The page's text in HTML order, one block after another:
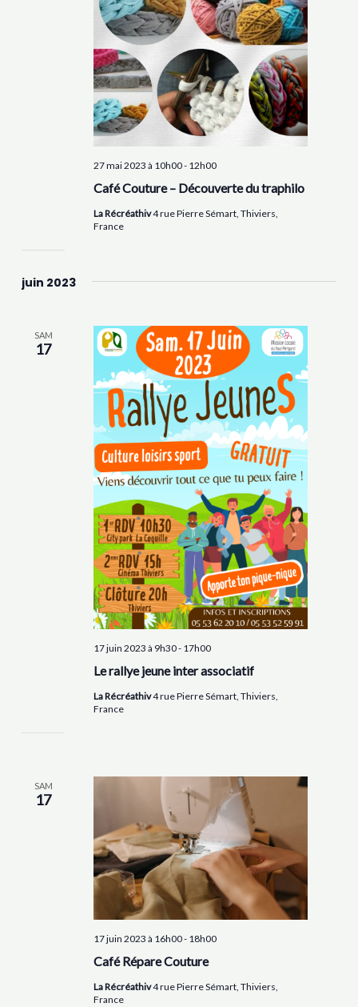
Café Couture – Découverte du traphilo
27 mai 2023 à 10h00- 12h00
La Récréathiv4 rue Pierre Sémart, Thiviers,
France
juin 2023
SAM
17
Le rallye jeune inter associatif
17 juin 2023 à 9h30- 17h00
La Récréathiv4 rue Pierre Sémart, Thiviers,
France
SAM
17
Café Répare Couture
17 juin 2023 à 16h00- 18h00
La Récréathiv4 rue Pierre Sémart, Thiviers,
France